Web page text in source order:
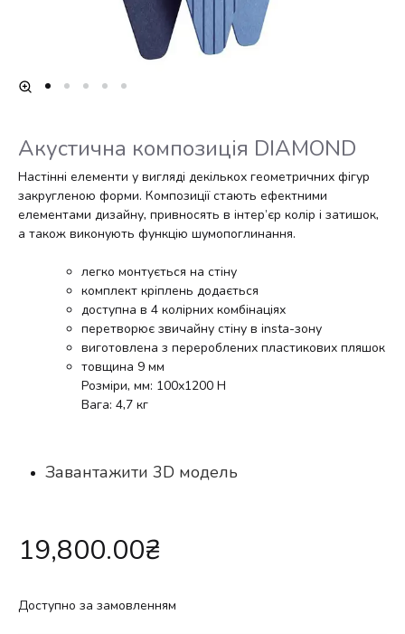
Акустична композиція DIAMOND
Настінні елементи у вигляді декількох геометричних фігур
закругленою форми. Композиції стають ефектними
елементами дизайну, привносять в інтер’єр колір і затишок,
а також виконують функцію шумопоглинання.
легко монтується на стіну
комплект кріплень додається
доступна в 4 колірних комбінаціях
перетворює звичайну стіну в insta-зону
виготовлена ​​з перероблених пластикових пляшок
товщина 9 мм
Розміри, мм: 100х1200 Н
Вага: 4,7 кг
Завантажити 3D модель
19,800.00₴
Доступно за замовленням